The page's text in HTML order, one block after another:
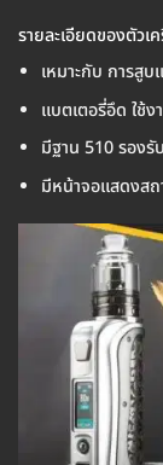
รายละเอียดของตัวเ
เหมาะกับ การสู
แบตเตอรี่อึด ใช้ง
มีฐาน 510 รองรั
มีหน้าจอแสดงส